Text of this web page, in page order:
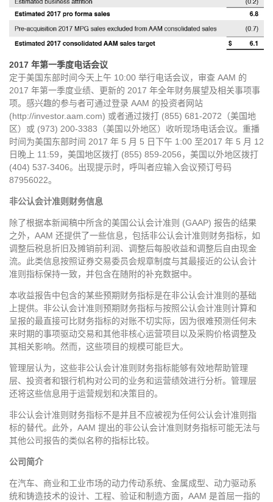
2017 年第一季度电话会议
定于美国东部时间今天上午 10:00 举行电话会议，审查 AAM 的
2017 年第一季度业绩、更新的 2017 年全年财务展望及相关事项事
项。感兴趣的参与者可通过登录 AAM 的投资者网站
(http://investor.aam.com) 或者通过拨打 (855) 681-2072（美国地
区）或 (973) 200-3383（美国以外地区）收听现场电话会议。重播
时间为美国东部时间 2017 年 5 月 5 日下午 1:00 至2017 年 5 月 12
日晚上 11:59，美国地区拨打 (855) 859-2056，美国以外地区拨打
(404) 537-3406。出现提示时，呼叫者应输入会议预订号码
87956022。
非公认会计准则财务信息
除了根据本新闻稿中所含的美国公认会计准则 (GAAP) 报告的结果
之外，AAM 还提供了一些信息，包括非公认会计准则财务指标，如
调整后税息折旧及摊销前利润、调整后每股收益和调整后自由现金
流。此类信息按照证券交易委员会规章制度与其最接近的公认会计
准则指标保持一致，并包含在随附的补充数据中。
本收益报告中包含的某些预期财务指标是在非公认会计准则的基础
上提供。非公认会计准则预期财务指标与按照公认会计准则计算和
呈报的最直接可比财务指标的对账不切实际，因为很难预测任何未
来时期的事项驱动交易和其他非核心运营项目以及采购价格调整及
其相关影响。然而，这些项目的规模可能巨大。
管理层认为，这些非公认会计准则财务指标能够有效地帮助管理
层、投资者和银行机构对公司的业务和运营绩效进行分析。管理层
还将这些信息用于运营规划和决策目的。
非公认会计准则财务指标不是并且不应被视为任何公认会计准则指
标的替代。此外，AAM 提出的非公认会计准则财务指标可能无法与
其他公司报告的类似名称的指标比较。
公司简介
在汽车、商业和工业市场的动力传动系统、金属成型、动力驱动系
统和铸造技术的设计、工程、验证和制造方面，AAM 是首屈一指的